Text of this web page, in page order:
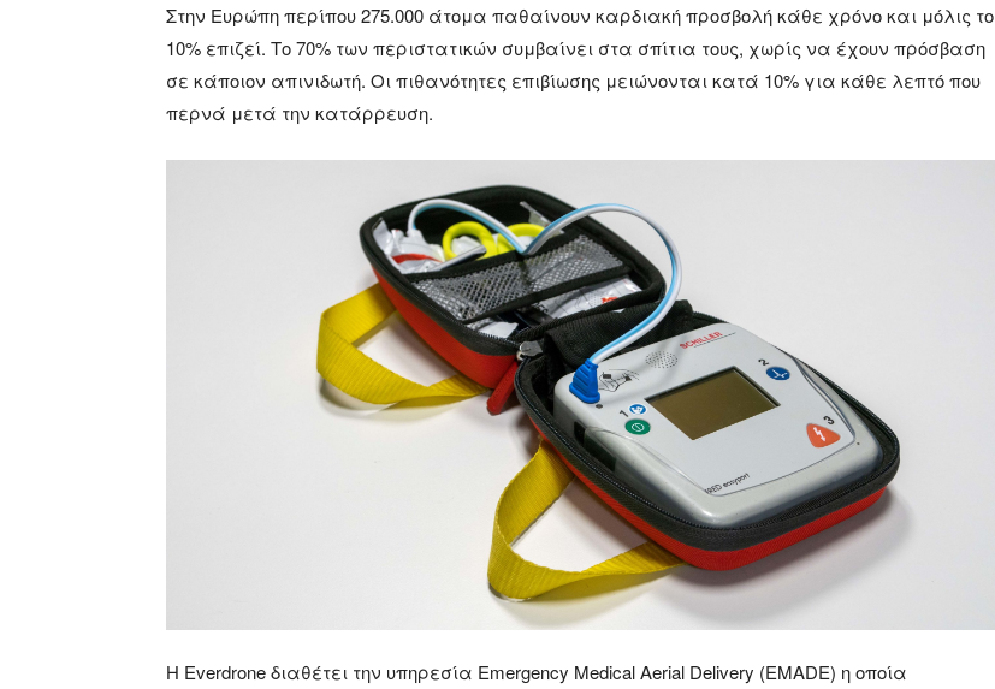
Στην Ευρώπη περίπου 275.000 άτομα παθαίνουν καρδιακή προσβολή κάθε χρόνο και μόλις το
10% επιζεί. Το 70% των περιστατικών συμβαίνει στα σπίτια τους, χωρίς να έχουν πρόσβαση
σε κάποιον απινιδωτή. Οι πιθανότητες επιβίωσης μειώνονται κατά 10% για κάθε λεπτό που
περνά μετά την κατάρρευση.
Η Everdrone διαθέτει την υπηρεσία Emergency Medical Aerial Delivery (EMADE) η οποία